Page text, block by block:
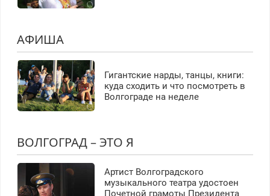
АФИША
Гигантские нарды, танцы, книги:
куда сходить и что посмотреть в
Волгограде на неделе
ВОЛГОГРАД – ЭТО Я
Артист Волгоградского
музыкального театра удостоен
Почетной грамоты Президента